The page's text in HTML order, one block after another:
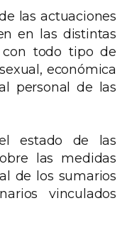
las actuaciones
en las distintas
con todo tipo de
económica
personal de las
estado de las
las medidas
de los sumarios
vinculados